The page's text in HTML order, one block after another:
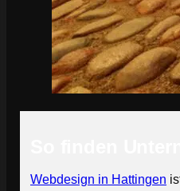
Webdesign in Hattingen